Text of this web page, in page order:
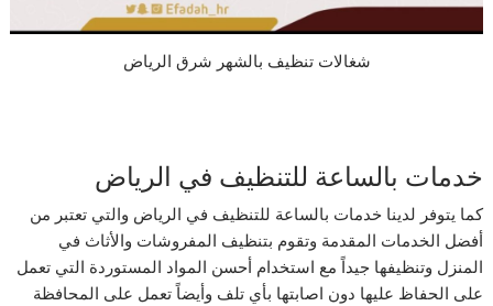
شغالات تنظيف بالشهر شرق الرياض
خدمات بالساعة للتنظيف في الرياض
كما يتوفر لدينا خدمات بالساعة للتنظيف في الرياض والتي تعتبر من
أفضل الخدمات المقدمة وتقوم بتنظيف المفروشات والأثاث في
المنزل وتنظيفها جيداً مع استخدام أحسن المواد المستوردة التي تعمل
على الحفاظ عليها دون اصابتها بأي تلف وأيضاً تعمل على المحافظة